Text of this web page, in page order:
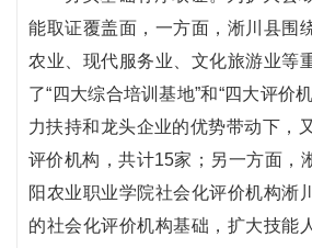
能取证覆盖面，一方面，淅川县围
农业、现代服务业、文化旅游业等
了“四大综合培训基地”和“四大评价
力扶持和龙头企业的优势带动下，
评价机构，共计15家；另一方面，
阳农业职业学院社会化评价机构淅
的社会化评价机构基础，扩大技能